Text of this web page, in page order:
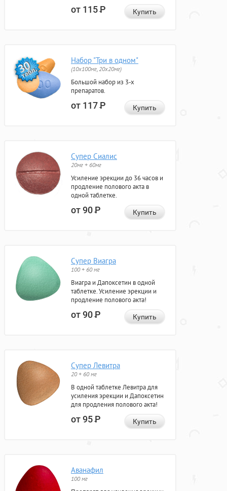
от 115Р Купить
Набор "Три в одном"
(10x100мг, 20x20мг)
Большой набор из 3-х
препаратов.
от 117Р Купить
Супер Сиалис
20мг + 60мг
Усиление эрекции до 36 часов и
продление полового акта в
одной таблетке.
от 90Р Купить
Супер Виагра
100 + 60 мг
Виагра и Дапоксетин в одной
таблетке. Усиление эрекции и
продление полового акта!
от 90Р Купить
Супер Левитра
20 + 60 мг
В одной таблетке Левитра для
усиления эрекции и Дапоксетин
для продления полового акта!
от 95Р Купить
Аванафил
100 мг